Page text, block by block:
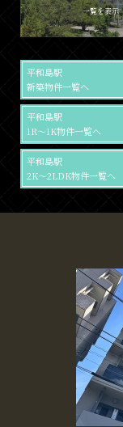
一覧を表示
平和島駅
新築物件一覧へ
平和島駅
1R～1K物件一覧へ
平和島駅
2K～2LDK物件一覧へ